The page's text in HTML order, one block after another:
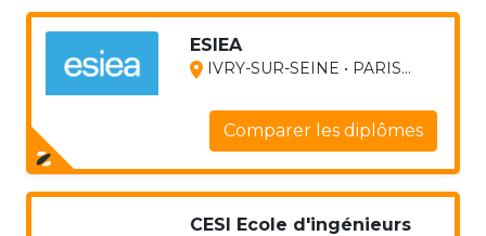
ESIEA
IVRY-SUR-SEINE • PARIS...
Comparer les diplômes
CESI Ecole d'ingénieurs